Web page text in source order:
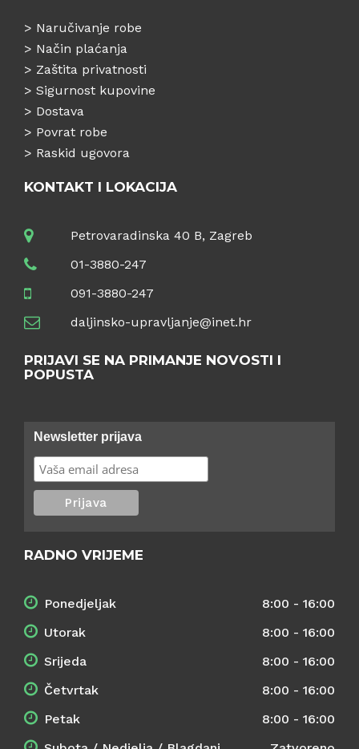
> Naručivanje robe
> Način plaćanja
> Zaštita privatnosti
> Sigurnost kupovine
> Dostava
> Povrat robe
> Raskid ugovora
KONTAKT I LOKACIJA
Petrovaradinska 40 B, Zagreb
01-3880-247
091-3880-247
daljinsko-upravljanje@inet.hr
PRIJAVI SE NA PRIMANJE NOVOSTI I
POPUSTA
Newsletter prijava
RADNO VRIJEME
Ponedjeljak
8:00 - 16:00
Utorak
8:00 - 16:00
Srijeda
8:00 - 16:00
Četvrtak
8:00 - 16:00
Petak
8:00 - 16:00